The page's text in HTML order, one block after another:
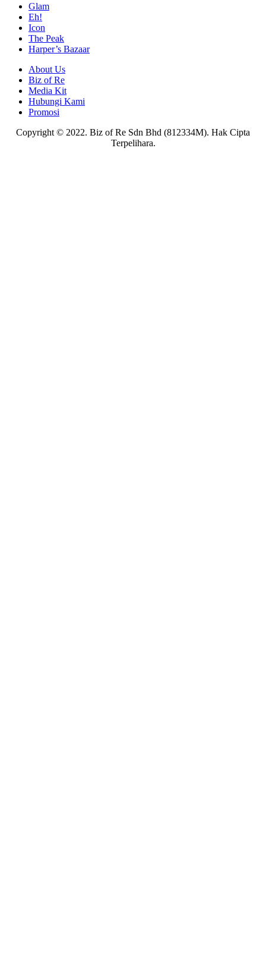
Glam
Eh!
Icon
The Peak
Harper’s Bazaar
About Us
Biz of Re
Media Kit
Hubungi Kami
Promosi
Copyright © 2022. Biz of Re Sdn Bhd (812334M). Hak Cipta
Terpelihara.